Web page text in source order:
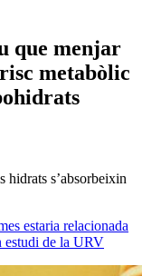
que menjar
metabòlic
hidrats s’absorbeixin
estaria relacionada
estudi de la URV